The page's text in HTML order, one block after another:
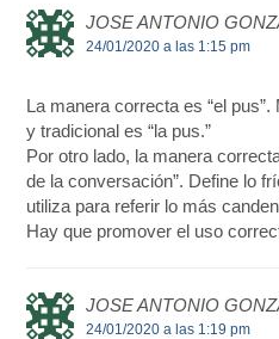
JOSE ANTONIO
24/01/2020 a las 1:15 pm
La manera correcta es “el
y tradicional es “la pus.”
Por otro lado, la manera
de la conversación”. Define lo
utiliza para referir lo más
Hay que promover el uso
JOSE ANTONIO
24/01/2020 a las 1:19 pm